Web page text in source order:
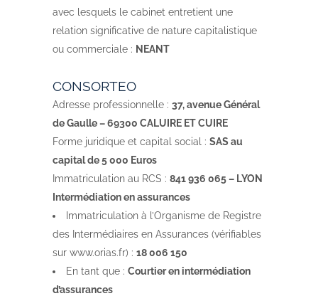
avec lesquels le cabinet entretient une
relation significative de nature capitalistique
ou commerciale : NEANT
CONSORTEO
Adresse professionnelle : 37, avenue Général
de Gaulle – 69300 CALUIRE ET CUIRE
Forme juridique et capital social : SAS au
capital de 5 000 Euros
Immatriculation au RCS : 841 936 065 – LYON
Intermédiation en assurances
Immatriculation à l’Organisme de Registre
des Intermédiaires en Assurances (vérifiables
sur www.orias.fr) : 18 006 150
En tant que : Courtier en intermédiation
d’assurances